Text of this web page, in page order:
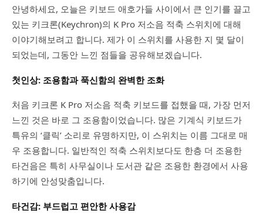
안녕하세요, 오늘은 키보드 애호가들 사이에서 큰 인기를 끌고
있는 키크론(Keychron)의 K Pro 저소음 적축 스위치에 대해
이야기해보려고 합니다. 제가 이 스위치를 사용한 지 몇 달이
되었는데, 그동안 느낀 점들을 공유해보겠습니다.
첫인상: 조용함과 푹신함의 완벽한 조화
처음 키크론 K Pro 저소음 적축 키보드를 접했을 때, 가장 먼저
느낀 것은 바로 그 조용함이었습니다. 많은 기계식 키보드가
특유의 ‘클릭’ 소리로 유명하지만, 이 스위치는 이름 그대로 매
우 조용합니다. 일반적인 적축 스위치보다도 한층 더 조용한
타건음은 특히 사무실이나 도서관 같은 조용한 환경에서 사용
하기에 안성맞춤입니다.
타건감: 부드럽고 편안한 사용감